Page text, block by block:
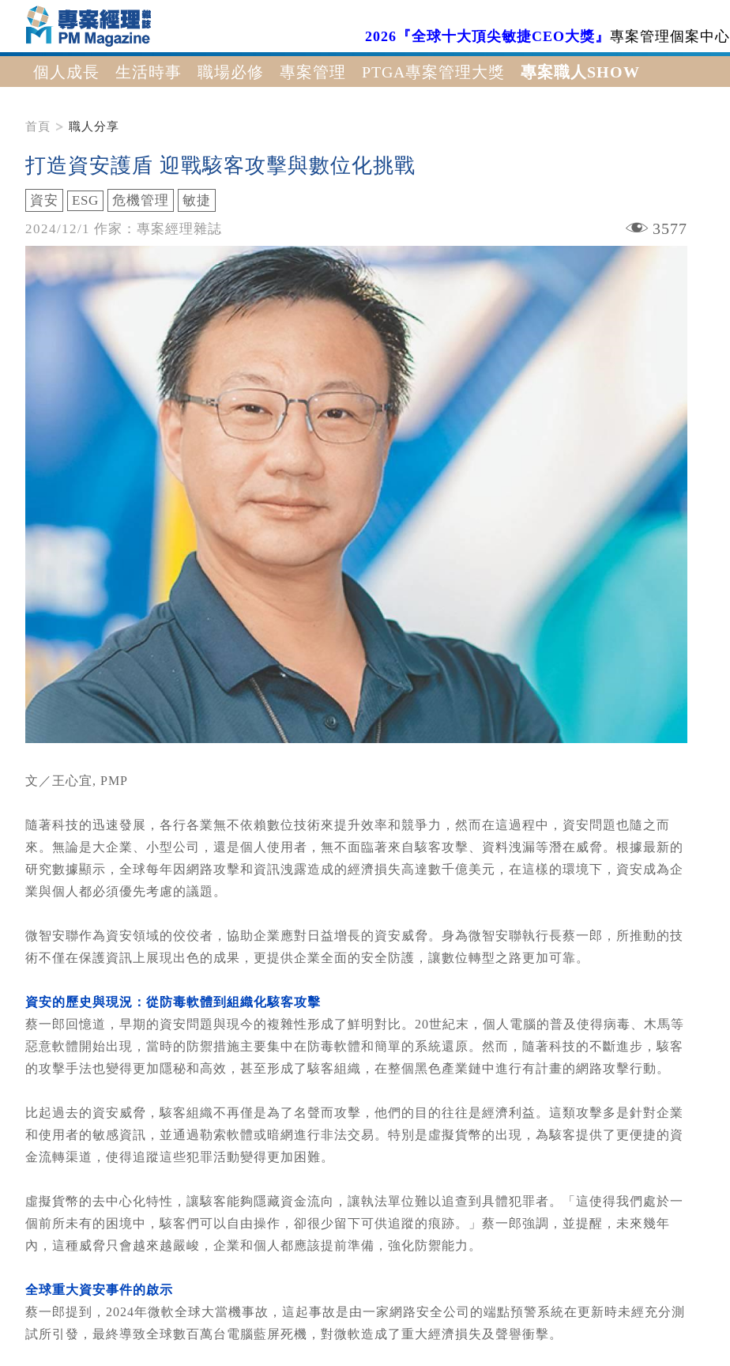
2026『全球十大頂尖敏捷CEO大獎』 專案管理個案中心
個人成長 生活時事 職場必修 專案管理 PTGA專案管理大獎 專案職人SHOW
首頁 職人分享
打造資安護盾 迎戰駭客攻擊與數位化挑戰
資安 ESG 危機管理
敏捷
2024/12/1 作家：專案經理雜誌
3577
文／王心宜, PMP
隨著科技的迅速發展，各行各業無不依賴數位技術來提升效率和競爭力，然而在這過程中，資安問題也隨之而
來。無論是大企業、小型公司，還是個人使用者，無不面臨著來自駭客攻擊、資料洩漏等潛在威脅。根據最新的
研究數據顯示，全球每年因網路攻擊和資訊洩露造成的經濟損失高達數千億美元，在這樣的環境下，資安成為企
業與個人都必須優先考慮的議題。
微智安聯作為資安領域的佼佼者，協助企業應對日益增長的資安威脅。身為微智安聯執行長蔡一郎，所推動的技
術不僅在保護資訊上展現出色的成果，更提供企業全面的安全防護，讓數位轉型之路更加可靠。
資安的歷史與現況：從防毒軟體到組織化駭客攻擊
蔡一郎回憶道，早期的資安問題與現今的複雜性形成了鮮明對比。20世紀末，個人電腦的普及使得病毒、木馬等
惡意軟體開始出現，當時的防禦措施主要集中在防毒軟體和簡單的系統還原。然而，隨著科技的不斷進步，駭客
的攻擊手法也變得更加隱秘和高效，甚至形成了駭客組織，在整個黑色產業鏈中進行有計畫的網路攻擊行動。
比起過去的資安威脅，駭客組織不再僅是為了名聲而攻擊，他們的目的往往是經濟利益。這類攻擊多是針對企業
和使用者的敏感資訊，並通過勒索軟體或暗網進行非法交易。特別是虛擬貨幣的出現，為駭客提供了更便捷的資
金流轉渠道，使得追蹤這些犯罪活動變得更加困難。
虛擬貨幣的去中心化特性，讓駭客能夠隱藏資金流向，讓執法單位難以追查到具體犯罪者。「這使得我們處於一
個前所未有的困境中，駭客們可以自由操作，卻很少留下可供追蹤的痕跡。」蔡一郎強調，並提醒，未來幾年
內，這種威脅只會越來越嚴峻，企業和個人都應該提前準備，強化防禦能力。
全球重大資安事件的啟示
蔡一郎提到，2024年微軟全球大當機事故，這起事故是由一家網路安全公司的端點預警系統在更新時未經充分測
試所引發，最終導致全球數百萬台電腦藍屏死機，對微軟造成了重大經濟損失及聲譽衝擊。